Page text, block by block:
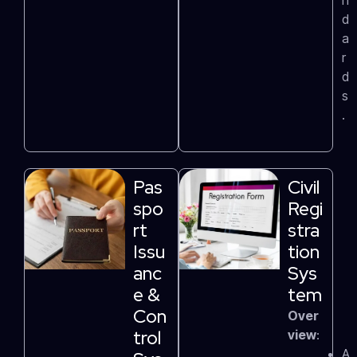
d
a
r
d
s
.
Pas
Spo
Rt
Issu
Anc
E &
Con
Trol
Civil
Regi
Stra
Tion
Sys
Tem
Over
view:
A